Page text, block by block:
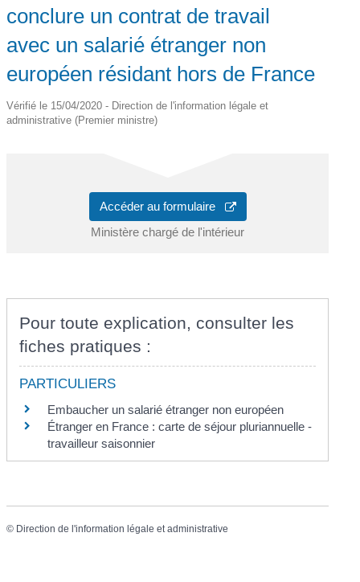
conclure un contrat de travail
avec un salarié étranger non
européen résidant hors de France
Vérifié le 15/04/2020 - Direction de l'information légale et
administrative (Premier ministre)
Accéder au formulaire
Ministère chargé de l'intérieur
Pour toute explication, consulter les
fiches pratiques :
PARTICULIERS
Embaucher un salarié étranger non européen
Étranger en France : carte de séjour pluriannuelle -
travailleur saisonnier
© Direction de l'information légale et administrative